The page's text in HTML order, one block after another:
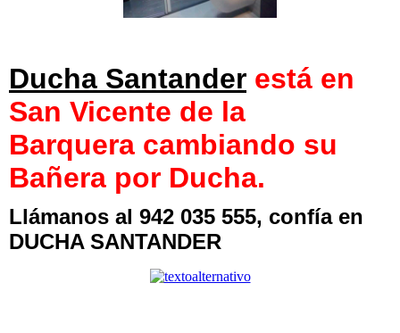
Ducha Santander está en
San Vicente de la
Barquera cambiando su
Bañera por Ducha.
Llámanos al 942 035 555, confía en
DUCHA SANTANDER